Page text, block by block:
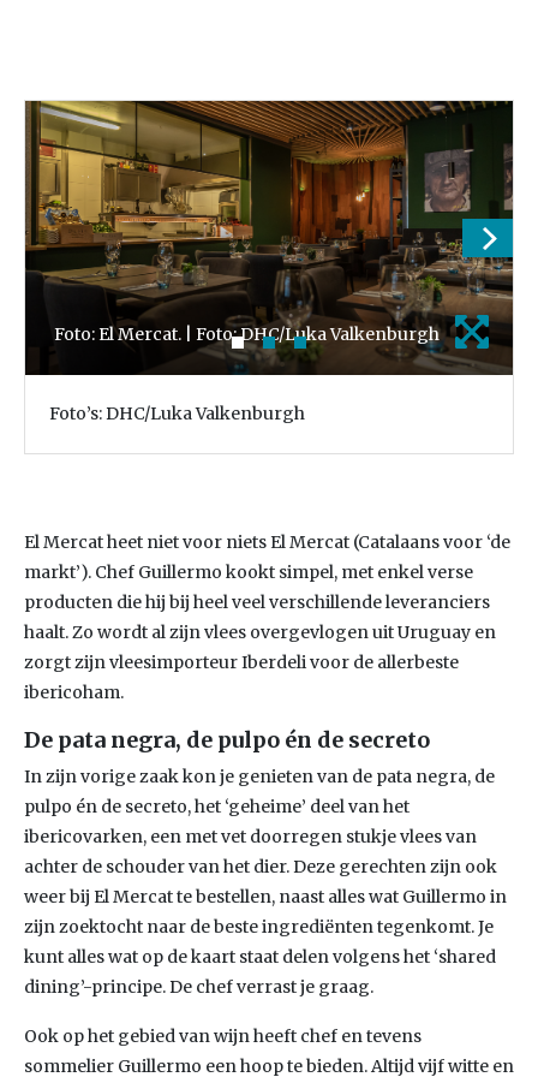
Foto: El Mercat. | Foto: DHC/Luka Valkenburgh
Foto’s: DHC/Luka Valkenburgh
El Mercat heet niet voor niets El Mercat (Catalaans voor ‘de
markt’). Chef Guillermo kookt simpel, met enkel verse
producten die hij bij heel veel verschillende leveranciers
haalt. Zo wordt al zijn vlees overgevlogen uit Uruguay en
zorgt zijn vleesimporteur Iberdeli voor de allerbeste
ibericoham.
De pata negra, de pulpo én de secreto
In zijn vorige zaak kon je genieten van de pata negra, de
pulpo én de secreto, het ‘geheime’ deel van het
ibericovarken, een met vet doorregen stukje vlees van
achter de schouder van het dier. Deze gerechten zijn ook
weer bij El Mercat te bestellen, naast alles wat Guillermo in
zijn zoektocht naar de beste ingrediënten tegenkomt. Je
kunt alles wat op de kaart staat delen volgens het ‘shared
dining’-principe. De chef verrast je graag.
Ook op het gebied van wijn heeft chef en tevens
sommelier Guillermo een hoop te bieden. Altijd vijf witte en